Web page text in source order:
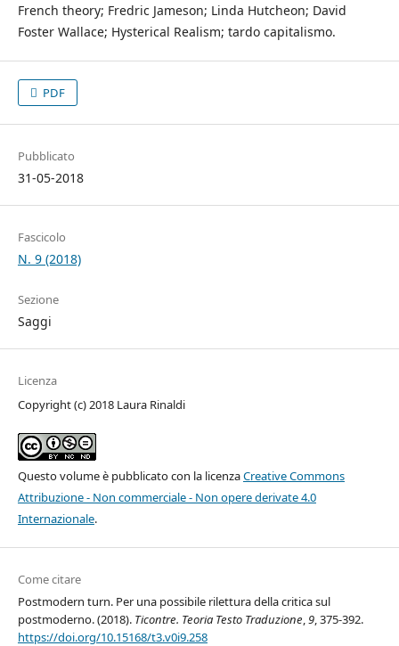
French theory; Fredric Jameson; Linda Hutcheon; David
Foster Wallace; Hysterical Realism; tardo capitalismo.
PDF
Pubblicato
31-05-2018
Fascicolo
N. 9 (2018)
Sezione
Saggi
Licenza
Copyright (c) 2018 Laura Rinaldi
Questo volume è pubblicato con la licenzaCreative Commons
Attribuzione - Non commerciale - Non opere derivate 4.0
Internazionale.
Come citare
Postmodern turn. Per una possibile rilettura della critica sul
postmoderno. (2018). Ticontre. Teoria Testo Traduzione,9, 375-392.
https://doi.org/10.15168/t3.v0i9.258